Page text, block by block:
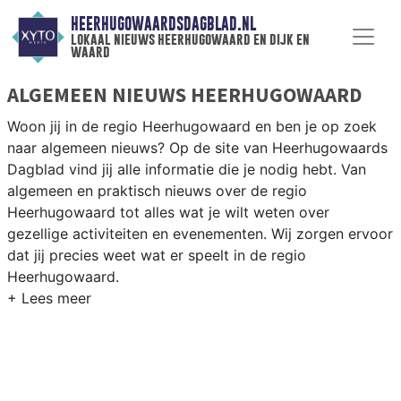
HEERHUGOWAARDSDAGBLAD.NL
lokaal nieuws heerhugowaard en dijk en
waard
ALGEMEEN NIEUWS HEERHUGOWAARD
Woon jij in de regio Heerhugowaard en ben je op zoek
naar algemeen nieuws? Op de site van Heerhugowaards
Dagblad vind jij alle informatie die je nodig hebt. Van
algemeen en praktisch nieuws over de regio
Heerhugowaard tot alles wat je wilt weten over
gezellige activiteiten en evenementen. Wij zorgen ervoor
dat jij precies weet wat er speelt in de regio
Heerhugowaard.